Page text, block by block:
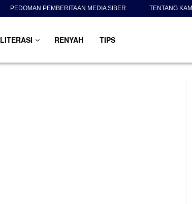
PEDOMAN PEMBERITAAN MEDIA SIBER TENTANG KAMI
LITERASI RENYAH TIPS